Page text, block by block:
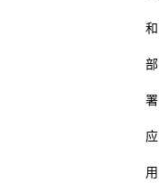
和
部
署
应
用